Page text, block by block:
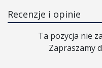
Recenzje i opinie
Ta pozycja nie
Zapraszamy